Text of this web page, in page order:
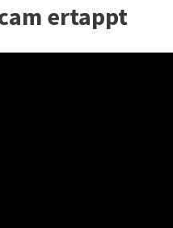
ertappt